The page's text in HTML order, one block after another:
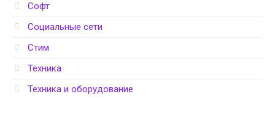
Софт
Социальные сети
Стим
Техника
Техника и оборудование